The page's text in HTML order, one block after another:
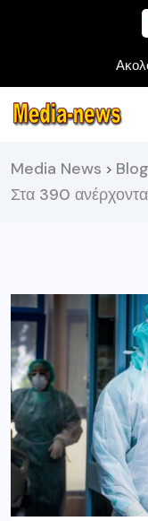
Media News > Blog
Στα 390